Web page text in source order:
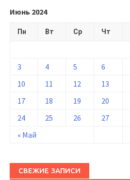
Июнь 2024
Пн Вт Ср Чт
« Май
3
4 5 6
10
11 12 13
17
18 19 20
24
25 26 27
СВЕЖИЕ ЗАПИСИ